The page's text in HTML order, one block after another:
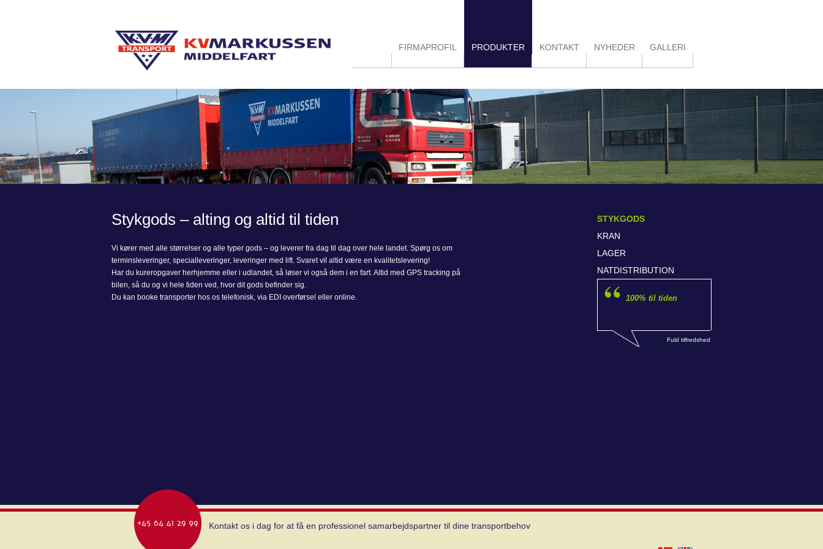
FIRMAPROFIL PRODUKTER KONTAKT NYHEDER GALLERI
Stykgods – alting og altid til tiden
Vi kører med alle størrelser og alle typer gods – og leverer fra dag til dag over hele landet. Spørg os om
terminsleveringer, specialleveringer, leveringer med lift. Svaret vil altid være en kvalitetslevering!
Har du kureropgaver herhjemme eller i udlandet, så løser vi også dem i en fart. Altid med GPS tracking på
bilen, så du og vi hele tiden ved, hvor dit gods befinder sig.
Du kan booke transporter hos os telefonisk, via EDI overførsel eller online.
STYKGODS
KRAN
LAGER
NATDISTRIBUTION
100% til tiden
Fuld tilfredshed
Kontakt os i dag for at få en professionel samarbejdspartner til dine transportbehov